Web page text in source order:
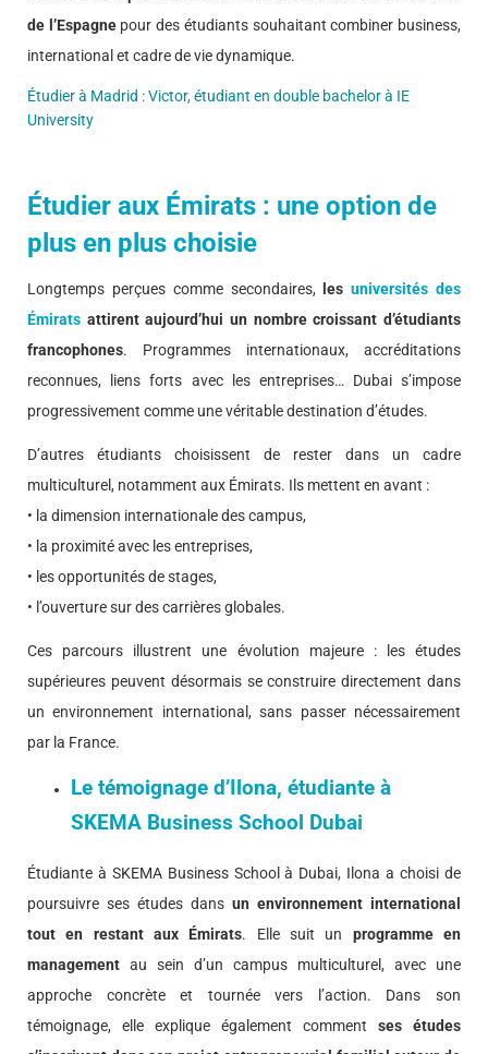
de l’Espagnepour des étudiants souhaitant combiner business,
international et cadre de vie dynamique.
Étudier à Madrid : Victor, étudiant en double bachelor à IE
University
Étudier aux Émirats : une option de
plus en plus choisie
Longtemps perçues comme secondaires, lesuniversités des
Émirats attirent aujourd’hui un nombre croissant d’étudiants
francophones. Programmes internationaux, accréditations
reconnues, liens forts avec les entreprises… Dubai s’impose
progressivement comme une véritable destination d’études.
D’autres étudiants choisissent de rester dans un cadre
multiculturel, notamment aux Émirats. Ils mettent en avant :
• la dimension internationale des campus,
• la proximité avec les entreprises,
• les opportunités de stages,
• l’ouverture sur des carrières globales.
Ces parcours illustrent une évolution majeure : les études
supérieures peuvent désormais se construire directement dans
un environnement international, sans passer nécessairement
par la France.
Le témoignage d’Ilona, étudiante à
SKEMA Business School Dubai
Étudiante à SKEMA Business School à Dubai, Ilona a choisi de
poursuivre ses études dans un environnement international
tout en restant aux Émirats. Elle suit un programme en
management au sein d’un campus multiculturel, avec une
approche concrète et tournée vers l’action. Dans son
témoignage, elle explique également comment ses études